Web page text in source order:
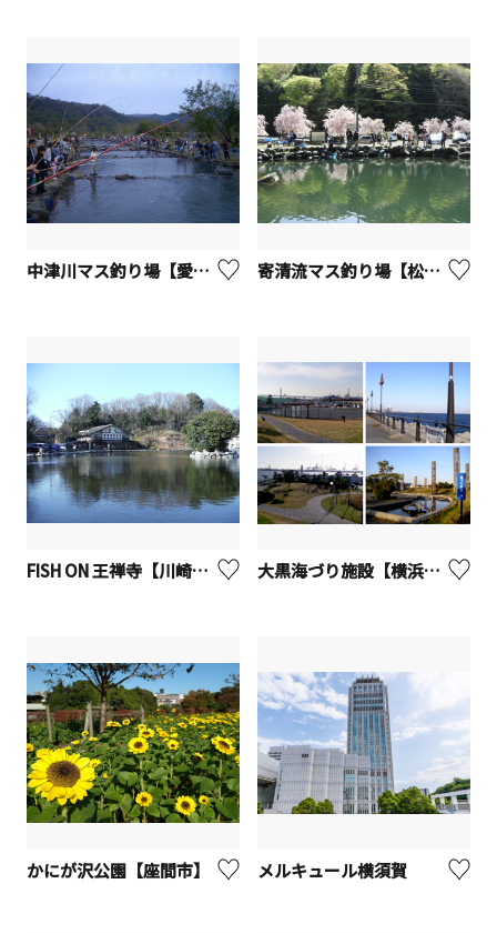
中津川マス釣り場【愛川町】 寄清流マス釣り場【松田町】
FISH ON 王禅寺【川崎市麻生区】 大黒海づり施設【横浜市】
かにが沢公園【座間市】 メルキュール横須賀